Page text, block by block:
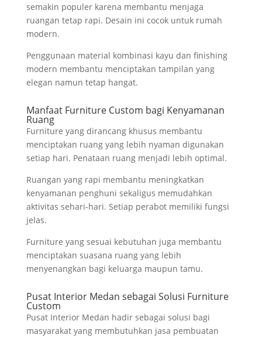
semakin populer karena membantu menjaga
ruangan tetap rapi. Desain ini cocok untuk rumah
modern.
Penggunaan material kombinasi kayu dan finishing
modern membantu menciptakan tampilan yang
elegan namun tetap hangat.
Manfaat Furniture Custom bagi Kenyamanan
Ruang
Furniture yang dirancang khusus membantu
menciptakan ruang yang lebih nyaman digunakan
setiap hari. Penataan ruang menjadi lebih optimal.
Ruangan yang rapi membantu meningkatkan
kenyamanan penghuni sekaligus memudahkan
aktivitas sehari-hari. Setiap perabot memiliki fungsi
jelas.
Furniture yang sesuai kebutuhan juga membantu
menciptakan suasana ruang yang lebih
menyenangkan bagi keluarga maupun tamu.
Pusat Interior Medan sebagai Solusi Furniture
Custom
Pusat Interior Medan hadir sebagai solusi bagi
masyarakat yang membutuhkan jasa pembuatan